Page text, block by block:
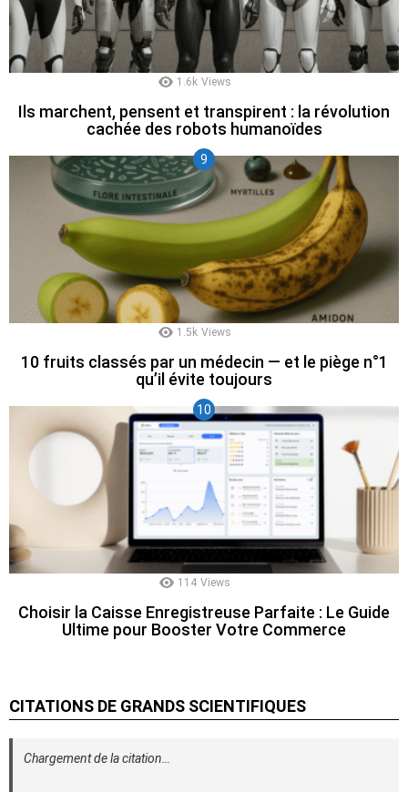
1.6k Views
Ils marchent, pensent et transpirent : la révolution
cachée des robots humanoïdes
1.5k Views
10 fruits classés par un médecin — et le piège n°1
qu’il évite toujours
114 Views
Choisir la Caisse Enregistreuse Parfaite : Le Guide
Ultime pour Booster Votre Commerce
CITATIONS DE GRANDS SCIENTIFIQUES
Chargement de la citation…